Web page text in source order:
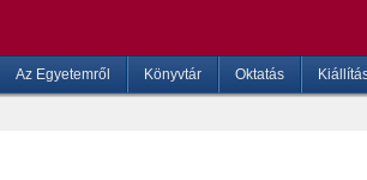
Az Egyetemről Könyvtár Oktatás